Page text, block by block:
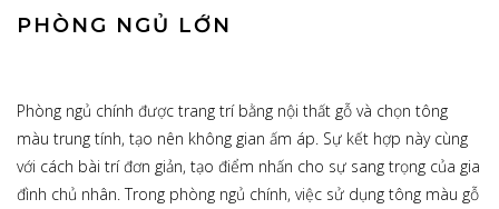
PHÒNG NGỦ LỚN
Phòng ngủ chính được trang trí bằng nội thất gỗ và chọn tông
màu trung tính, tạo nên không gian ấm áp. Sự kết hợp này cùng
với cách bài trí đơn giản, tạo điểm nhấn cho sự sang trọng của gia
đình chủ nhân. Trong phòng ngủ chính, việc sử dụng tông màu gỗ